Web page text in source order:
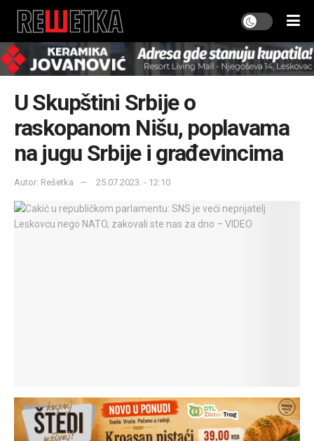
U Skupštini Srbije o
raskopanom Nišu, poplavama
na jugu Srbije i građevincima
Autor: Rešetka 25.07.2023. - 12:10